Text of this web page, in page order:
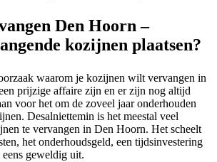
Den Hoorn –
kozijnen plaatsen?
waarom je kozijnen wilt vervangen in
prijzige affaire zijn en er zijn nog altijd
voor het om de zoveel jaar onderhouden
Desalniettemin is het meestal veel
te vervangen in Den Hoorn. Het scheelt
het onderhoudsgeld, een tijdsinvestering
geweldig uit.